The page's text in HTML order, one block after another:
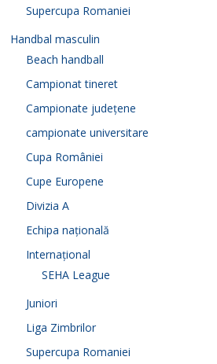
Supercupa Romaniei
Handbal masculin
Beach handball
Campionat tineret
Campionate județene
campionate universitare
Cupa României
Cupe Europene
Divizia A
Echipa națională
Internațional
SEHA League
Juniori
Liga Zimbrilor
Supercupa Romaniei